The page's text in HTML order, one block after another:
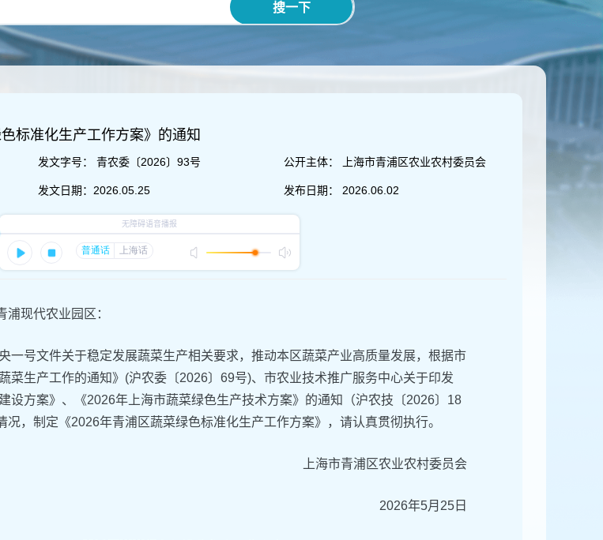
搜一下
标准化生产工作方案》的通知
发文字号： 青农委〔2026〕93号
发文日期： 2026.05.25
公开主体： 上海市青浦区农业农村委员会
发布日期： 2026.06.02
现代农业园区：
一号文件关于稳定发展蔬菜生产相关要求，推动本区蔬菜产业高质量发展，根据市
菜生产工作的通知》(沪农委〔2026〕69号)、市农业技术推广服务中心关于印发
设方案》、《2026年上海市蔬菜绿色生产技术方案》的通知（沪农技〔2026〕18
况，制定《2026年青浦区蔬菜绿色标准化生产工作方案》，请认真贯彻执行。
上海市青浦区农业农村委员会
2026年5月25日